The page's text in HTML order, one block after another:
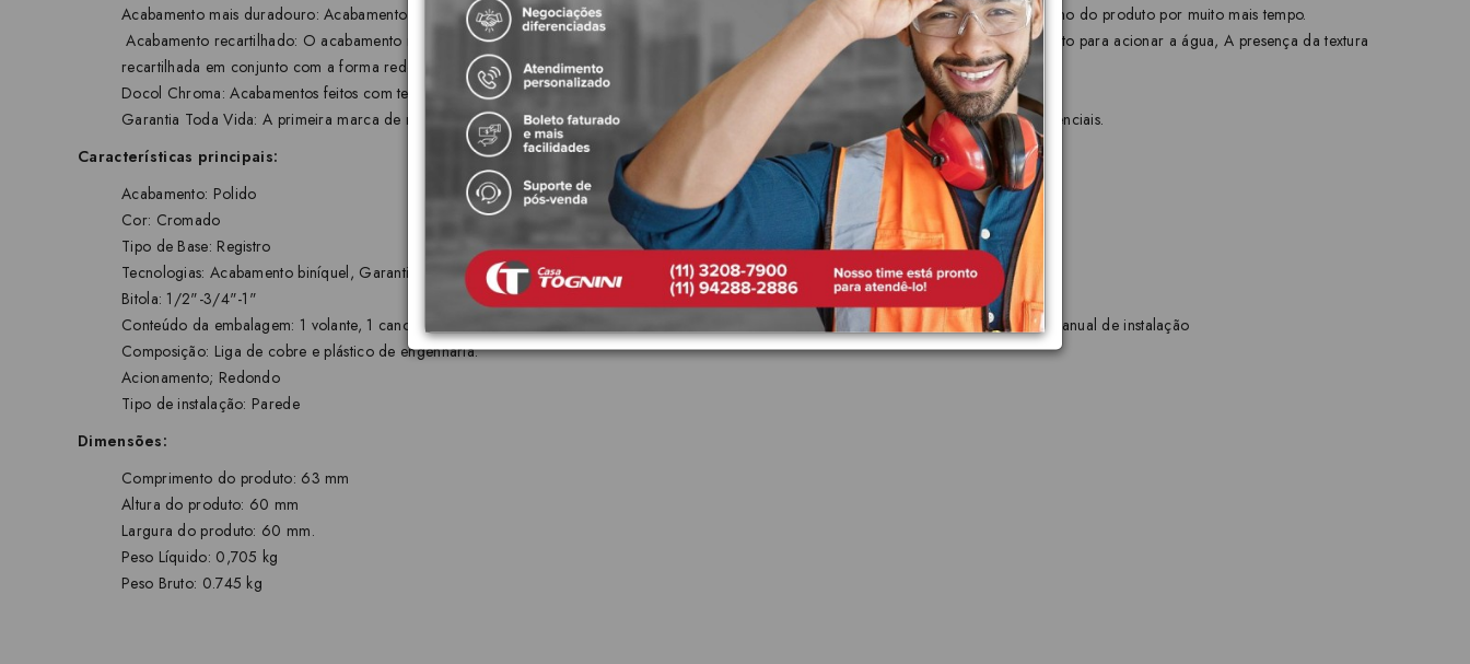
Acabamento mais duradouro: Acabamento cromado biníquel de alta durabilidade e maior resistência à corrosão. Conserva a beleza e o brilho do produto por muito mais tempo.
Acabamento recartilhado: O acabamento recartilhado oferece precisão nos detalhes. Nesse acabamento, você encontra segurança e conforto para acionar a água, A presença da textura
recartilhada em conjunto com a forma redonda do acionamento, entregam a perfeita sincronia entre os detalhes.
Docol Chroma: Acabamentos feitos com tecnologia de ponta, que revelam a beleza e a pureza das cores dos metais nobres.
Garantia Toda Vida: A primeira marca de metais e louças sanitárias brasileira a oferecer garantia sem limite de tempo para instalações residenciais.
Características principais:
Acabamento: Polido
Cor: Cromado
Tipo de Base: Registro
Tecnologias: Acabamento biníquel, Garantia Tada Vida, Docol Chroma, Acabamento escovado
Bitola: 1/2"-3/4"-1"
Conteúdo da embalagem: 1 volante, 1 canopla, 2 bucha guia, 1 anel elastico, 1 parafuso, 1 prolongador estriado, 1 adaptador, 1 encosto, 1 manual de instalação
Composição: Liga de cobre e plástico de engenharia.
Acionamento; Redondo
Tipo de instalação: Parede
Dimensões:
Comprimento do produto: 63 mm
Altura do produto: 60 mm
Largura do produto: 60 mm.
Peso Líquido: 0,705 kg
Peso Bruto: 0.745 kg